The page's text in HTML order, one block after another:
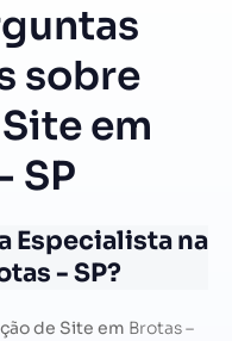
sobre
em
SP
Especialista na
- SP?
de Site em Brotas –